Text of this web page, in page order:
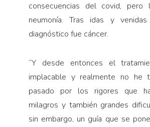
consecuencias del covid, pero
neumonía. Tras idas y
diagnóstico fue cáncer.
“Y desde entonces el
implacable y realmente no he
pasado por los rigores que
milagros y también grandes
sin embargo, un guía que se